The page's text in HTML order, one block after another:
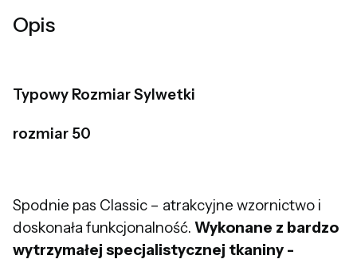
Opis
Typowy Rozmiar Sylwetki
rozmiar 50
Spodnie pas Classic – atrakcyjne wzornictwo i
doskonała funkcjonalność. Wykonane z bardzo
wytrzymałej specjalistycznej tkaniny -